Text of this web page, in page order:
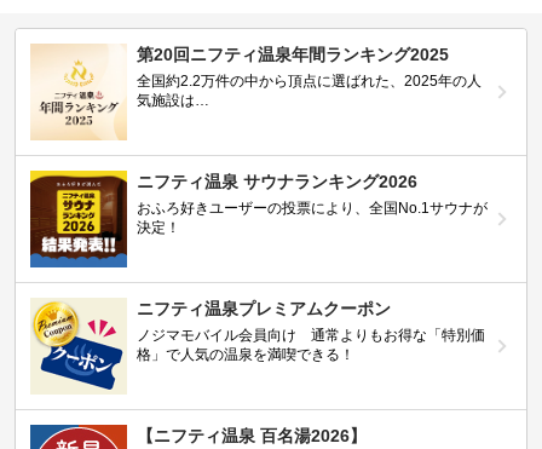
第20回ニフティ温泉年間ランキング2025
全国約2.2万件の中から頂点に選ばれた、2025年の人
気施設は…
ニフティ温泉 サウナランキング2026
おふろ好きユーザーの投票により、全国No.1サウナが
決定！
ニフティ温泉プレミアムクーポン
ノジマモバイル会員向け 通常よりもお得な「特別価
格」で人気の温泉を満喫できる！
【ニフティ温泉 百名湯2026】